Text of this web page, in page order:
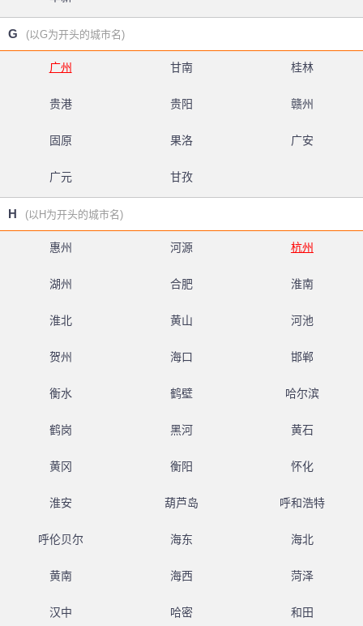
G (以G为开头的城市名)
广州 甘南 桂林
贵港 贵阳 赣州
固原 果洛 广安
广元 甘孜
H (以H为开头的城市名)
惠州 河源 杭州
湖州 合肥 淮南
淮北 黄山 河池
贺州 海口 邯郸
衡水 鹤壁 哈尔滨
鹤岗 黑河 黄石
黄冈 衡阳 怀化
淮安 葫芦岛 呼和浩特
呼伦贝尔 海东 海北
黄南 海西 菏泽
汉中 哈密 和田